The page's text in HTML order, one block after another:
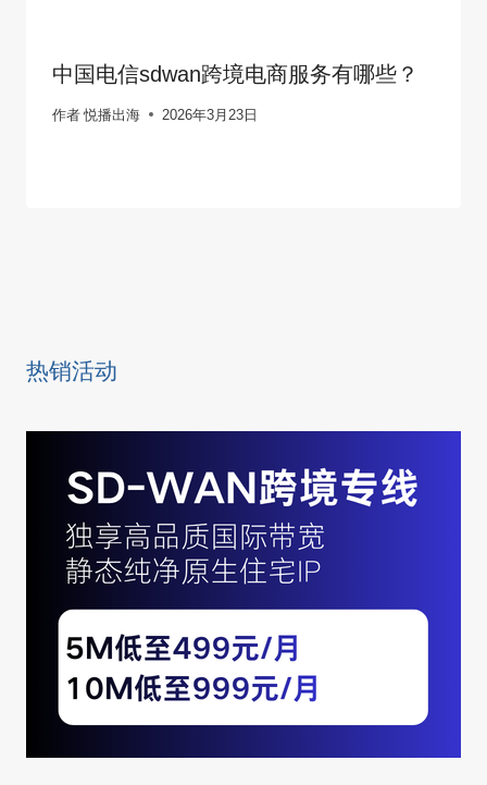
中国电信sdwan跨境电商服务有哪些？
作者 悦播出海 2026年3月23日
热销活动